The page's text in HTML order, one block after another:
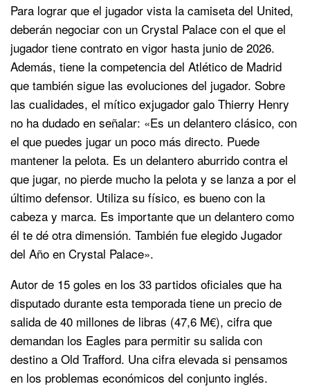
Para lograr que el jugador vista la camiseta del United,
deberán negociar con un Crystal Palace con el que el
jugador tiene contrato en vigor hasta junio de 2026.
Además, tiene la competencia del Atlético de Madrid
que también sigue las evoluciones del jugador. Sobre
las cualidades, el mítico exjugador galo Thierry Henry
no ha dudado en señalar: «Es un delantero clásico, con
el que puedes jugar un poco más directo. Puede
mantener la pelota. Es un delantero aburrido contra el
que jugar, no pierde mucho la pelota y se lanza a por el
último defensor. Utiliza su físico, es bueno con la
cabeza y marca. Es importante que un delantero como
él te dé otra dimensión. También fue elegido Jugador
del Año en Crystal Palace».
Autor de 15 goles en los 33 partidos oficiales que ha
disputado durante esta temporada tiene un precio de
salida de 40 millones de libras (47,6 M€), cifra que
demandan los Eagles para permitir su salida con
destino a Old Trafford. Una cifra elevada si pensamos
en los problemas económicos del conjunto inglés.